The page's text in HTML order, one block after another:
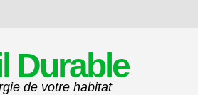
Durable
de votre habitat